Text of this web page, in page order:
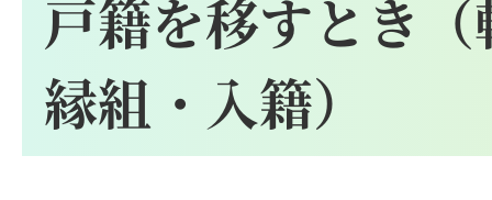
戸籍を移すとき
縁組・入籍）